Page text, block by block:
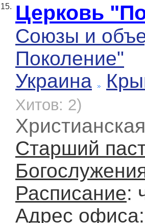
15. Церковь
Союзы и
Поколение"
Украина
Хитов: 2)
Старший
Расписание:
Адрес офиса